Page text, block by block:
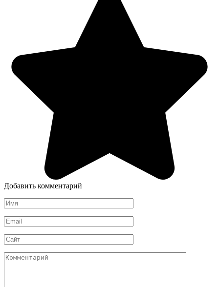
Добавить комментарий
Имя
*
Email
*
Сайт
Комментарий